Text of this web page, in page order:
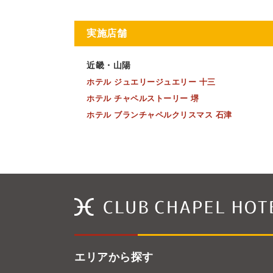
実施店舗
近畿・山陽
ホテル ジュエリージュエリー 十三
ホテル チャペルストーリー 堺
ホテル ブランチャペルクリスマス 石津
エリアから探す